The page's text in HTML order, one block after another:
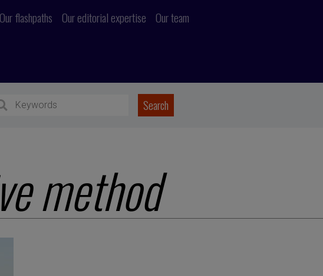
Our flashpaths Our editorial expertise Our team
method